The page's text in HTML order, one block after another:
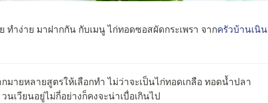
ำง่าย มาฝากกัน กับเมนู ไก่ทอดซอสผัดกระเพรา จากครัวบ้านเนิน
ายหลายสูตรให้เลือกทำ ไม่ว่าจะเป็นไก่ทอดเกลือ ทอดน้ำปลา
เวียนอยู่ไม่กี่อย่างก็คงจะน่าเบื่อเกินไป